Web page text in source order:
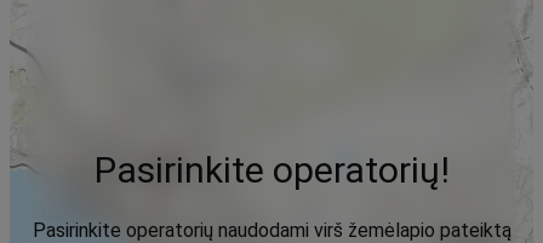
Pasirinkite operatorių!
Pasirinkite operatorių naudodami virš žemėlapio pateiktą